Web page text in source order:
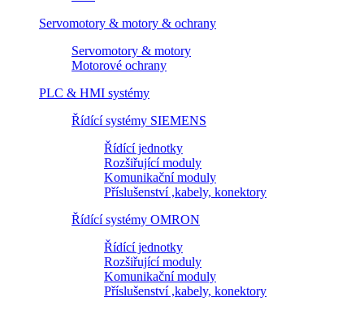
Servomotory & motory & ochrany
Servomotory & motory
Motorové ochrany
PLC & HMI systémy
Řídící systémy SIEMENS
Řídící jednotky
Rozšiřující moduly
Komunikační moduly
Příslušenství ,kabely, konektory
Řídící systémy OMRON
Řídící jednotky
Rozšiřující moduly
Komunikační moduly
Příslušenství ,kabely, konektory